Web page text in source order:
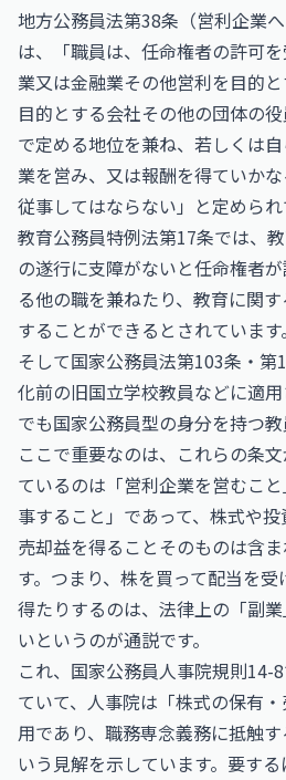
地方公務員法第38条（営利企業
は、「職員は、任命権者の許可
業又は金融業その他営利を目的
目的とする会社その他の団体の
で定める地位を兼ね、若しくは
業を営み、又は報酬を得ていか
従事してはならない」と定められ
教育公務員特例法第17条では、
の遂行に支障がないと任命権者
る他の職を兼ねたり、教育に関
することができるとされています。
そして国家公務員法第103条・
化前の旧国立学校教員などに適
でも国家公務員型の身分を持つ教
ここで重要なのは、これらの条
ているのは「営利企業を営むこ
事すること」であって、株式や
売却益を得ることそのものは含
す。つまり、株を買って配当を
得たりするのは、法律上の「副
いというのが通説です。
これ、国家公務員人事院規則14-
ていて、人事院は「株式の保有
用であり、職務専念義務に抵触
いう見解を示しています。要す